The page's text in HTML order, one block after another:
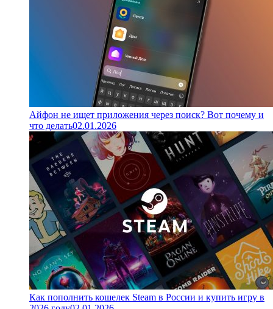
Айфон не ищет приложения через поиск? Вот почему и
что делать02.01.2026
Как пополнить кошелек Steam в России и купить игру в